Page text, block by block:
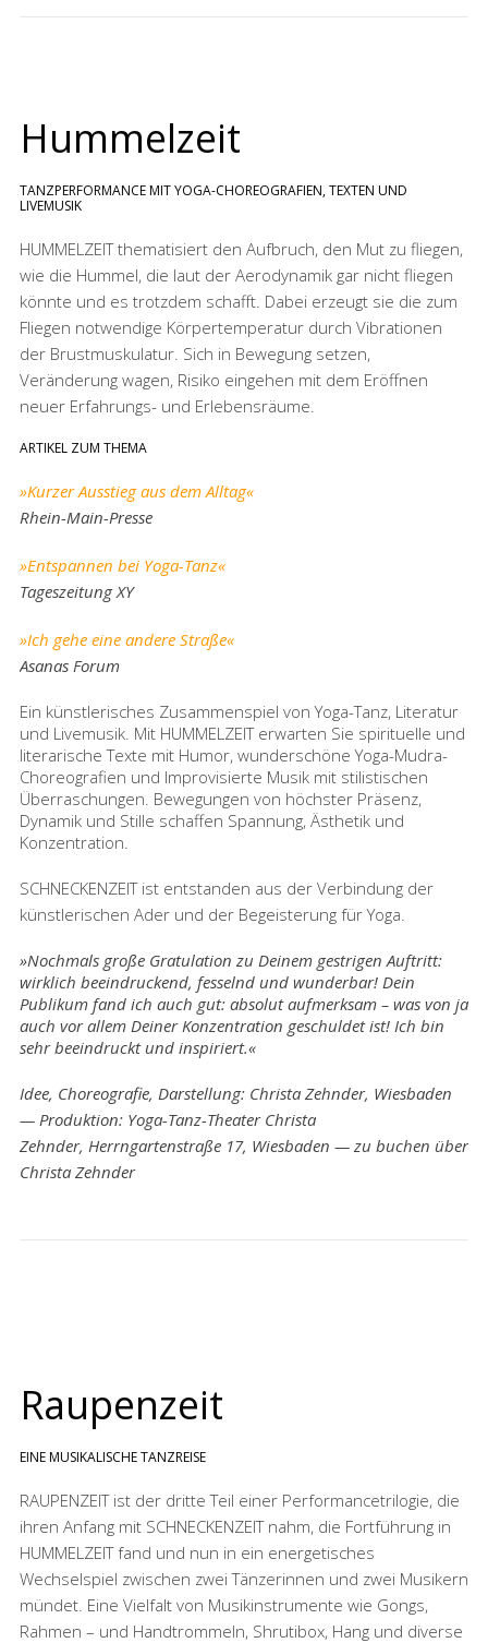
Hummelzeit
TANZPERFORMANCE MIT YOGA-CHOREOGRAFIEN, TEXTEN UND
LIVEMUSIK
HUMMELZEIT thematisiert den Aufbruch, den Mut zu fliegen,
wie die Hummel, die laut der Aerodynamik gar nicht fliegen
könnte und es trotzdem schafft. Dabei erzeugt sie die zum
Fliegen notwendige Körpertemperatur durch Vibrationen
der Brustmuskulatur. Sich in Bewegung setzen,
Veränderung wagen, Risiko eingehen mit dem Eröffnen
neuer Erfahrungs- und Erlebensräume.
ARTIKEL ZUM THEMA
»Kurzer Ausstieg aus dem Alltag«
Rhein-Main-Presse
»Entspannen bei Yoga-Tanz«
Tageszeitung XY
»Ich gehe eine andere Straße«
Asanas Forum
Ein künstlerisches Zusammenspiel von Yoga-Tanz, Literatur
und Livemusik. Mit HUMMELZEIT erwarten Sie spirituelle und
literarische Texte mit Humor, wunderschöne Yoga-Mudra-
Choreografien und Improvisierte Musik mit stilistischen
Überraschungen. Bewegungen von höchster Präsenz,
Dynamik und Stille schaffen Spannung, Ästhetik und
Konzentration.
SCHNECKENZEIT ist entstanden aus der Verbindung der
künstlerischen Ader und der Begeisterung für Yoga.
»Nochmals große Gratulation zu Deinem gestrigen Auftritt:
wirklich beeindruckend, fesselnd und wunderbar! Dein
Publikum fand ich auch gut: absolut aufmerksam – was von ja
auch vor allem Deiner Konzentration geschuldet ist! Ich bin
sehr beeindruckt und inspiriert.«
Idee, Choreografie, Darstellung: Christa Zehnder, Wiesbaden
— Produktion: Yoga-Tanz-Theater Christa
Zehnder, Herrngartenstraße 17, Wiesbaden — zu buchen über
Christa Zehnder
Raupenzeit
EINE MUSIKALISCHE TANZREISE
RAUPENZEIT ist der dritte Teil einer Performancetrilogie, die
ihren Anfang mit SCHNECKENZEIT nahm, die Fortführung in
HUMMELZEIT fand und nun in ein energetisches
Wechselspiel zwischen zwei Tänzerinnen und zwei Musikern
mündet. Eine Vielfalt von Musikinstrumente wie Gongs,
Rahmen – und Handtrommeln, Shrutibox, Hang und diverse